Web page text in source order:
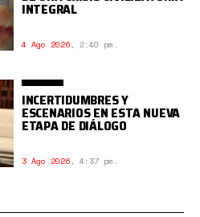
INTEGRAL
4 Ago 2026, 2:40 pm.
INCERTIDUMBRES Y
ESCENARIOS EN ESTA NUEVA
ETAPA DE DIÁLOGO
3 Ago 2026, 4:37 pm.